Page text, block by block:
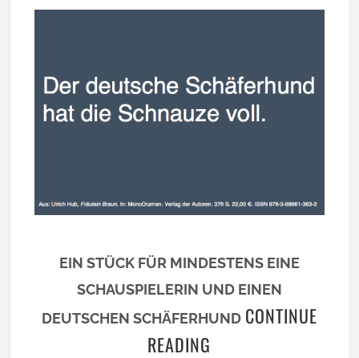
EIN STÜCK FÜR MINDESTENS EINE
SCHAUSPIELERIN UND EINEN
DEUTSCHEN SCHÄFERHUND CONTINUE
READING